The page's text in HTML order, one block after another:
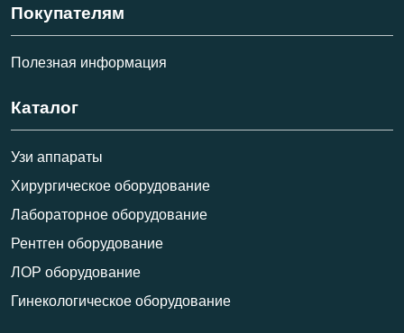
Покупателям
Полезная информация
Каталог
Узи аппараты
Хирургическое оборудование
Лабораторное оборудование
Рентген оборудование
ЛОР оборудование
Гинекологическое оборудование